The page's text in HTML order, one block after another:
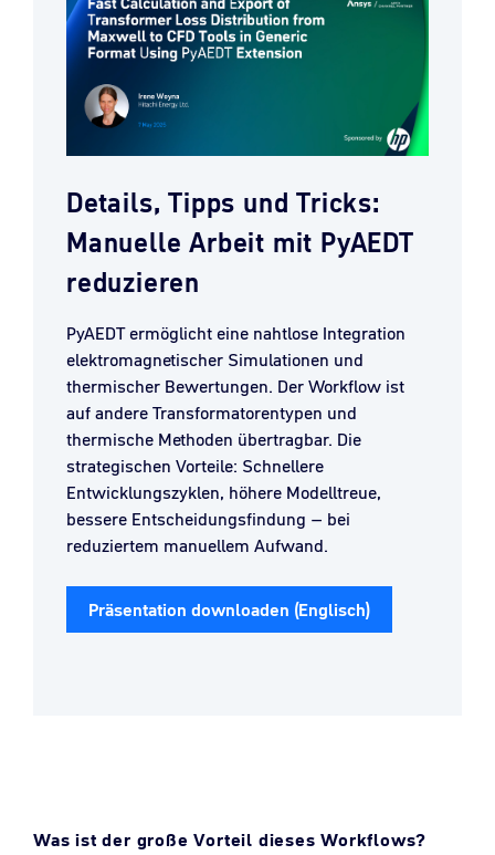
Details, Tipps und Tricks:
Manuelle Arbeit mit PyAEDT
reduzieren
PyAEDT ermöglicht eine nahtlose Integration
elektromagnetischer Simulationen und
thermischer Bewertungen. Der Workflow ist
auf andere Transformatorentypen und
thermische Methoden übertragbar. Die
strategischen Vorteile: Schnellere
Entwicklungszyklen, höhere Modelltreue,
bessere Entscheidungsfindung – bei
reduziertem manuellem Aufwand.
Präsentation downloaden (Englisch)
Was ist der große Vorteil dieses Workflows?